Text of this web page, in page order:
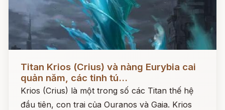
Titan Krios (Crius) và nàng Eurybia cai
quản năm, các tinh tú...
Krios (Crius) là một trong số các Titan thế hệ
đầu tiên, con trai của Ouranos và Gaia. Krios